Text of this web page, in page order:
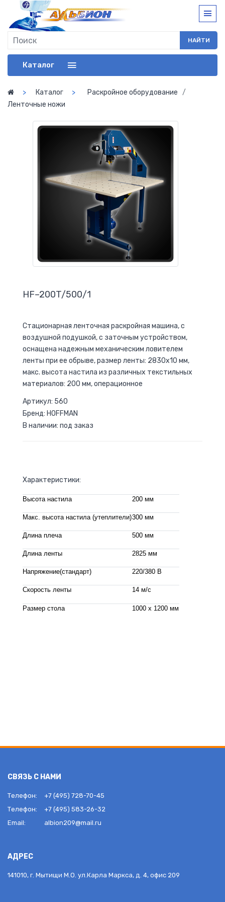
НАЙТИ
Каталог
Каталог
Раскройное оборудование
Ленточные ножи
HF–200T/500/1
Стационарная ленточная раскройная машина, с
воздушной подушкой, с заточным устройством,
оснащена надежным механическим ловителем
ленты при ее обрыве, размер ленты: 2830х10 мм,
макс. высота настила из различных текстильных
материалов: 200 мм, операционное
Артикул: 560
Бренд: HOFFMAN
В наличии: под заказ
Характеристики:
Высота настила 200 мм
Макс. высота настила (утеплители)300 мм
Длина плеча 500 мм
Длина ленты 2825 мм
Напряжение(стандарт) 220/380 В
Скорость ленты 14 м/с
Размер стола 1000 x 1200 мм
СВЯЗЬ С НАМИ
Телефон:
+7 (495) 728-70-45
Телефон:
+7 (495) 583-26-32
Email:
albion209@mail.ru
АДРЕС
141010, г. Мытищи М.О. ул.Карла Маркса, д. 4, офис 209